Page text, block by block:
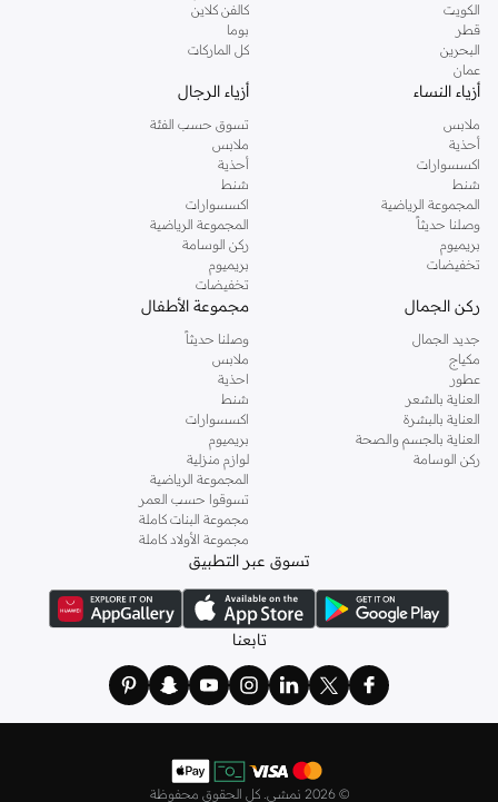
الكويت
قطر
البحرين
عمان
كالفن كلاين
بوما
كل الماركات
أزياء النساء
ملابس
أحذية
اكسسوارات
شنط
المجموعة الرياضية
وصلنا حديثاً
بريميوم
تخفيضات
أزياء الرجال
تسوق حسب الفئة
ملابس
أحذية
شنط
اكسسوارات
المجموعة الرياضية
ركن الوسامة
بريميوم
تخفيضات
ركن الجمال
جديد الجمال
مكياج
عطور
العناية بالشعر
العناية بالبشرة
العناية بالجسم والصحة
ركن الوسامة
مجموعة الأطفال
وصلنا حديثاً
ملابس
احذية
شنط
اكسسوارات
بريميوم
لوازم منزلية
المجموعة الرياضية
تسوقوا حسب العمر
مجموعة البنات كاملة
مجموعة الأولاد كاملة
تسوق عبر التطبيق
تابعنا
© 2026 نمشي. كل الحقوق محفوظة